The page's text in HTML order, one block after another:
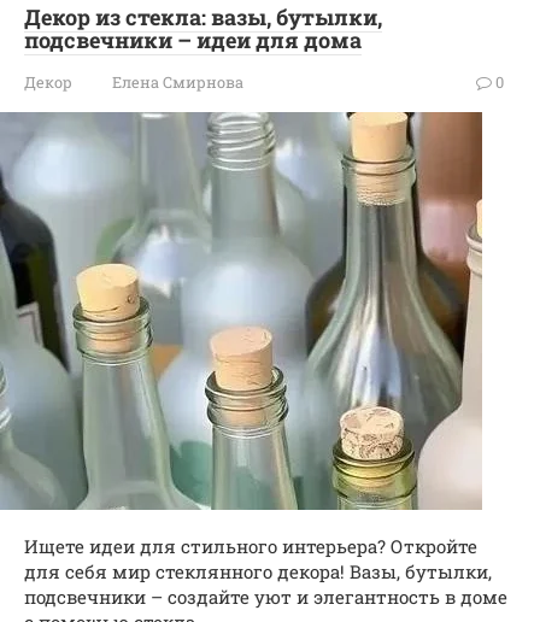
Декор из стекла: вазы, бутылки,
подсвечники – идеи для дома
Декор Елена Смирнова 0
Ищете идеи для стильного интерьера? Откройте
для себя мир стеклянного декора! Вазы, бутылки,
подсвечники – создайте уют и элегантность в доме